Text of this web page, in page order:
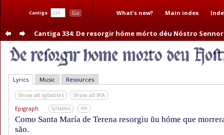
Cantiga Go What's new? Main index
Cantiga 334: De resorgir hóme mórto déu Nóstro
Lyrics Music Resources
Show all syllables
Show all IPA
Epigraph
Syllables IPA
Como Santa María de Terena resorgiu ũu hóme que
são.